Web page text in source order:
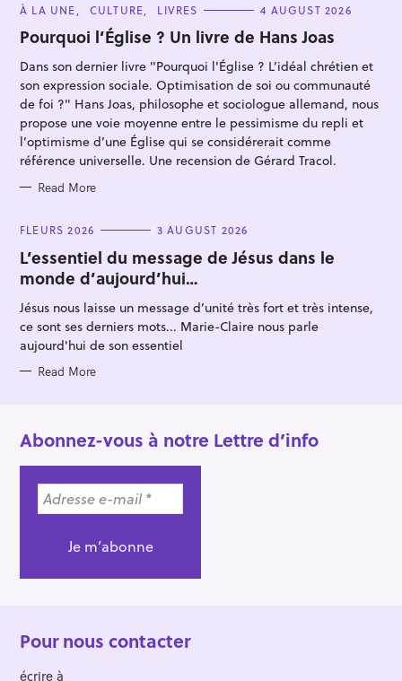
C
T
E
O
I
E
S
À LA UNE CULTURE LIVRES 4 AUGUST 2026
Pourquoi l’Église ? Un livre de Hans Joas
Dans son dernier livre "Pourquoi l'Église ? L’idéal chrétien et
son expression sociale. Optimisation de soi ou communauté
de foi ?" Hans Joas, philosophe et sociologue allemand, nous
propose une voie moyenne entre le pessimisme du repli et
l’optimisme d’une Église qui se considérerait comme
référence universelle. Une recension de Gérard Tracol.
Read More
C
T
E
G
O
I
E
S
FLEURS 2026 3 AUGUST 2026
L’essentiel du message de Jésus dans le
monde d’aujourd’hui…
Jésus nous laisse un message d’unité très fort et très intense,
ce sont ses derniers mots... Marie-Claire nous parle
aujourd'hui de son essentiel
Read More
Abonnez-vous à notre Lettre d’info
Pour nous contacter
écrire à
S
e
a
r
c
h
f
o
r